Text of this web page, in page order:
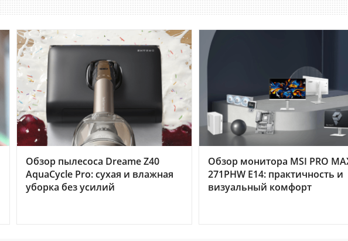
Обзор пылесоса Dreame Z40
AquaCycle Pro: сухая и влажная
уборка без усилий
Обзор монитора MSI PRO
271PHW E14: практичность и
визуальный комфорт